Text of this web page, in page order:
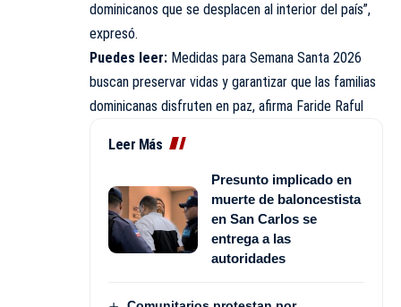
dominicanos que se desplacen al interior del país”,
expresó.
Puedes leer: Medidas para Semana Santa 2026
buscan preservar vidas y garantizar que las familias
dominicanas disfruten en paz, afirma Faride Raful
Leer Más
Presunto implicado en
muerte de baloncestista
en San Carlos se
entrega a las
autoridades